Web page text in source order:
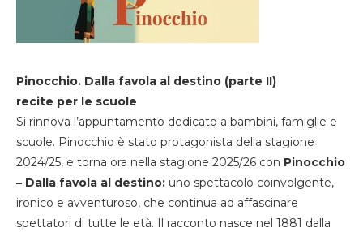
Pinocchio. Dalla favola al destino (parte II)
recite per le scuole
Si rinnova l’appuntamento dedicato a bambini, famiglie e
scuole. Pinocchio è stato protagonista della stagione
2024/25, e torna ora nella stagione 2025/26 con Pinocchio
– Dalla favola al destino: uno spettacolo coinvolgente,
ironico e avventuroso, che continua ad affascinare
spettatori di tutte le età. Il racconto nasce nel 1881 dalla